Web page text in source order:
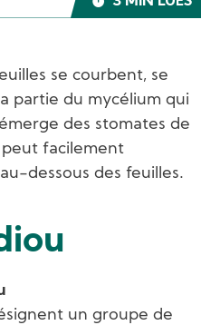
se courbent, se
partie du mycélium qui
des stomates de
peut facilement
dessous des feuilles.
un groupe de